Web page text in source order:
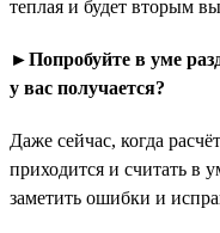
теплая и будет вторым
►Попробуйте в уме
у вас получается?
Даже сейчас, когда
приходится и считать в
заметить ошибки и